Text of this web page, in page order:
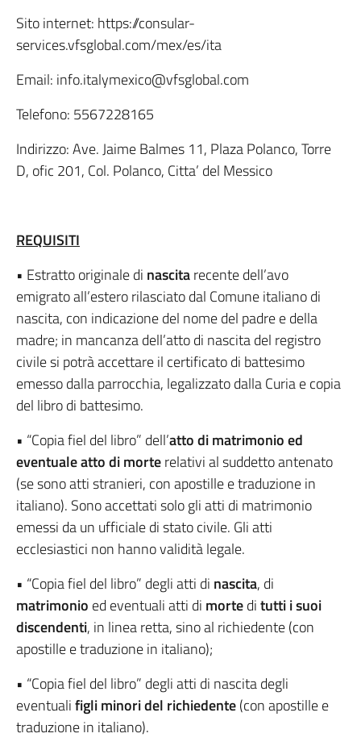
Sito internet: https://consular-
services.vfsglobal.com/mex/es/ita
Email: info.italymexico@vfsglobal.com
Telefono: 5567228165
Indirizzo: Ave. Jaime Balmes 11, Plaza Polanco, Torre
D, ofic 201, Col. Polanco, Citta’ del Messico
REQUISITI
• Estratto originale di nascitarecente dell’avo
emigrato all’estero rilasciato dal Comune italiano di
nascita, con indicazione del nome del padre e della
madre; in mancanza dell’atto di nascita del registro
civile si potrà accettare il certificato di battesimo
emesso dalla parrocchia, legalizzato dalla Curia e copia
del libro di battesimo.
• “Copia fiel del libro” dell’atto di matrimonio ed
eventuale atto di morterelativi al suddetto antenato
(se sono atti stranieri, con apostille e traduzione in
italiano). Sono accettati solo gli atti di matrimonio
emessi da un ufficiale di stato civile. Gli atti
ecclesiastici non hanno validità legale.
• “Copia fiel del libro” degli atti di nascita, di
matrimonio ed eventuali atti di morteditutti i suoi
discendenti, in linea retta, sino al richiedente (con
apostille e traduzione in italiano);
• “Copia fiel del libro” degli atti di nascita degli
eventualifigli minori del richiedente(con apostille e
traduzione in italiano).